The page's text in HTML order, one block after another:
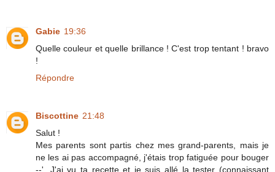
Gabie 19:36
Quelle couleur et quelle brillance ! C'est trop tentant ! bravo
!
Répondre
Biscottine 21:48
Salut !
Mes parents sont partis chez mes grand-parents, mais je
ne les ai pas accompagné, j'étais trop fatiguée pour bouger
--'. J'ai vu ta recette et je suis allé la tester (connaissant